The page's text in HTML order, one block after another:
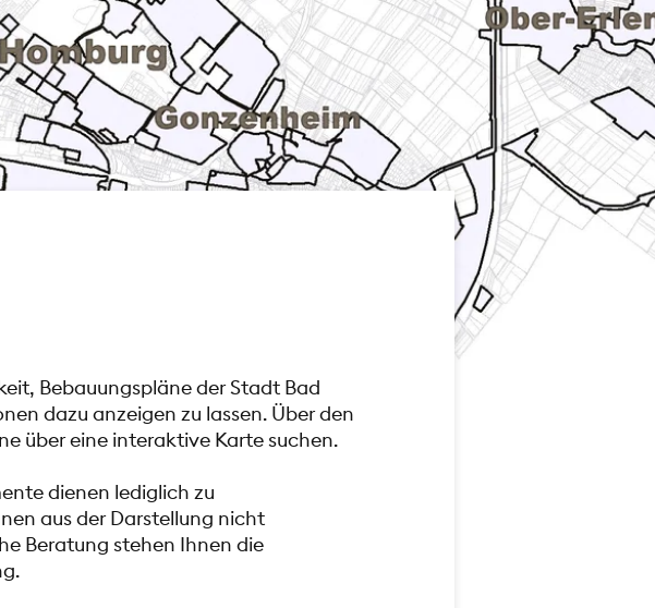
Bebauungspläne der Stadt Bad
dazu anzeigen zu lassen. Über den
über eine interaktive Karte suchen.
dienen lediglich zu
aus der Darstellung nicht
Beratung stehen Ihnen die